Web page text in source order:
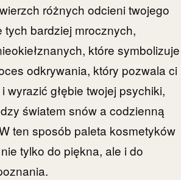
różnych odcieni twojego
tych bardziej mrocznych,
które symbolizuje
odkrywania, który pozwala ci
wyrazić głębie twojej psychiki,
światem snów a codzienną
ten sposób paleta kosmetyków
tylko do piękna, ale i do